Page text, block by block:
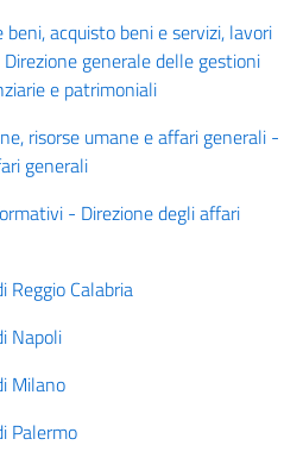
acquisto beni e servizi, lavori
generale delle gestioni
e patrimoniali
risorse umane e affari generali -
generali
- Direzione degli affari
Reggio Calabria
Napoli
Milano
Palermo